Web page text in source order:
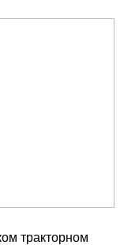
тракторном